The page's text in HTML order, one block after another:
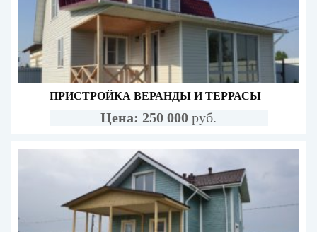
ПРИСТРОЙКА ВЕРАНДЫ И ТЕРРАСЫ
Цена: 250 000 руб.